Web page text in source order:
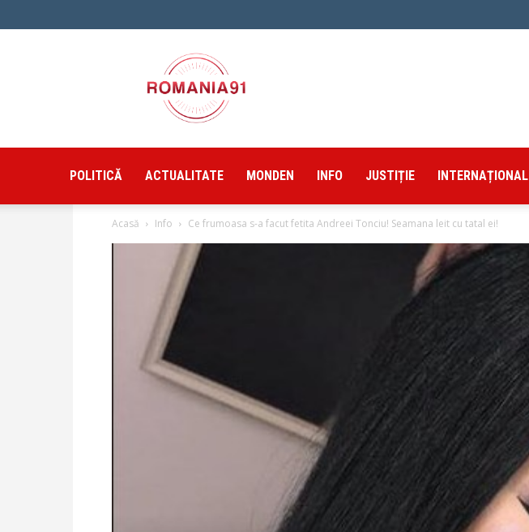
POLITICĂ ACTUALITATE MONDEN INFO JUSTIȚIE INTERNAȚIONAL
Acasă Info Ce frumoasa s-a facut fetita Andreei Tonciu! Seamana leit cu tatal ei!